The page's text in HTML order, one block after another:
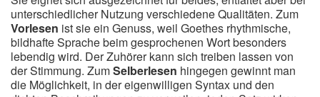
unterschiedlicher Nutzung verschiedene Qualitäten. Zum
Vorlesen ist sie ein Genuss, weil Goethes rhythmische,
bildhafte Sprache beim gesprochenen Wort besonders
lebendig wird. Der Zuhörer kann sich treiben lassen von
der Stimmung. ZumSelberlesen hingegen gewinnt man
die Möglichkeit, in der eigenwilligen Syntax und den